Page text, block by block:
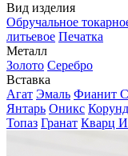
Вид изделия
Обручальное
литьевое Печатка
Металл
Золото Серебро
Вставка
Агат Эмаль Фианит
Янтарь Оникс Корунд
Топаз Гранат Кварц